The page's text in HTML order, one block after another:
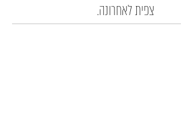
צפית לאחרונה.